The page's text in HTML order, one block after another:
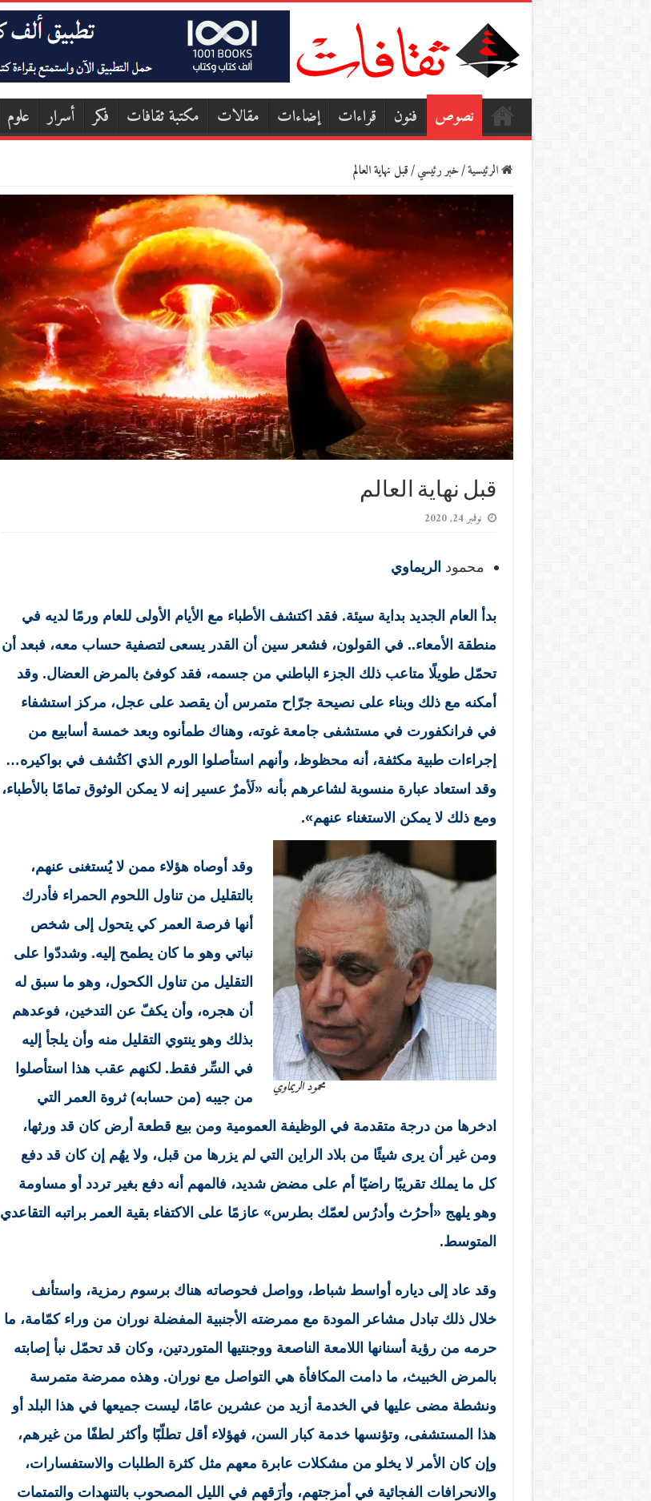
نصوص فنون قراءات إضاءات مقالات مكتبة ثقافات فكر أسرار علوم
الرئيسية/خبر رئيسي/قبل نهاية العالم
قبل نهاية العالم
نوفمبر 24, 2020
محمود الريماوي
بدأ العام الجديد بداية سيئة. فقد اكتشف الأطباء مع الأيام الأولى للعام ورمًا لديه في
منطقة الأمعاء.. في القولون، فشعر سين أن القدر يسعى لتصفية حساب معه، فبعد أن
تحمّل طويلًا متاعب ذلك الجزء الباطني من جسمه، فقد كوفئ بالمرض العضال. وقد
أمكنه مع ذلك وبناء على نصيحة جرّاح متمرس أن يقصد على عجل، مركز استشفاء
في فرانكفورت في مستشفى جامعة غوته، وهناك طمأنوه وبعد خمسة أسابيع من
إجراءات طبية مكثفة، أنه محظوظ، وأنهم استأصلوا الورم الذي اكتُشف في بواكيره…
وقد استعاد عبارة منسوبة لشاعرهم بأنه «لَأمرٌ عسير إنه لا يمكن الوثوق تمامًا بالأطباء،
ومع ذلك لا يمكن الاستغناء عنهم».
محمود الريماوي
وقد أوصاه هؤلاء ممن لا يُستغنى عنهم،
بالتقليل من تناول اللحوم الحمراء فأدرك
أنها فرصة العمر كي يتحول إلى شخص
نباتي وهو ما كان يطمح إليه. وشددّوا على
التقليل من تناول الكحول، وهو ما سبق له
أن هجره، وأن يكفّ عن التدخين، فوعدهم
بذلك وهو ينتوي التقليل منه وأن يلجأ إليه
في السِّر فقط. لكنهم عقب هذا استأصلوا
من جيبه (من حسابه) ثروة العمر التي
ادخرها من درجة متقدمة في الوظيفة العمومية ومن بيع قطعة أرض كان قد ورثها،
ومن غير أن يرى شيئًا من بلاد الراين التي لم يزرها من قبل، ولا يهُم إن كان قد دفع
كل ما يملك تقريبًا راضيًا أم على مضض شديد، فالمهم أنه دفع بغير تردد أو مساومة
وهو يلهج «أحرُث وأدرُس لعمّك بطرس» عازمًا على الاكتفاء بقية العمر براتبه التقاعدي
المتوسط.
وقد عاد إلى دياره أواسط شباط، وواصل فحوصاته هناك برسوم رمزية، واستأنف
خلال ذلك تبادل مشاعر المودة مع ممرضته الأجنبية المفضلة نوران من وراء كمّامة، ما
حرمه من رؤية أسنانها اللامعة الناصعة ووجنتيها المتوردتين، وكان قد تحمّل نبأ إصابته
بالمرض الخبيث، ما دامت المكافأة هي التواصل مع نوران. وهذه ممرضة متمرسة
ونشطة مضى عليها في الخدمة أزيد من عشرين عامًا، ليست جميعها في هذا البلد أو
هذا المستشفى، وتؤنسها خدمة كبار السن، فهؤلاء أقل تطلّبًا وأكثر لطفًا من غيرهم،
وإن كان الأمر لا يخلو من مشكلات عابرة معهم مثل كثرة الطلبات والاستفسارات،
والانحرافات الفجائية في أمزجتهم، وأرَقهم في الليل المصحوب بالتنهدات والتمتمات